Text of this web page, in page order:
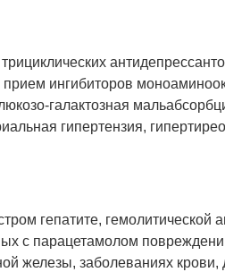
ингибиторов
галактозная
гипертензия,
гепатите,
с парацетамолом
железы, заболеваниях